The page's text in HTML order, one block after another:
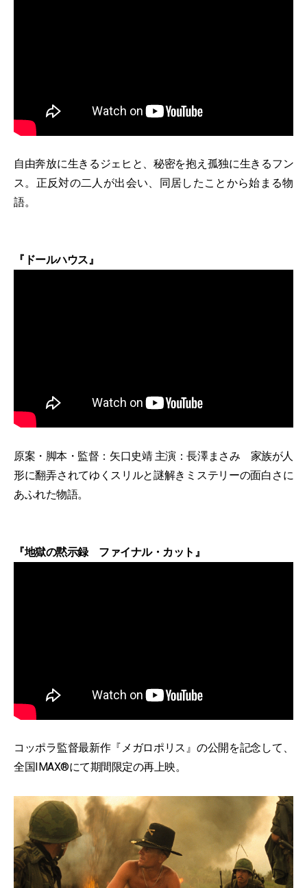
自由奔放に生きるジェヒと、秘密を抱え孤独に生きるフン
ス。正反対の二人が出会い、同居したことから始まる物
語。
『ドールハウス』
原案・脚本・監督：矢口史靖 主演：長澤まさみ 家族が人
形に翻弄されてゆくスリルと謎解きミステリーの面白さに
あふれた物語。
『地獄の黙示録 ファイナル・カット』
コッポラ監督最新作『メガロポリス』の公開を記念して、
全国IMAX®にて期間限定の再上映。